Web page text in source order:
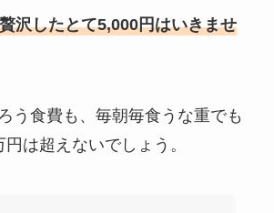
沢したとて5,000円はいきませ
う食費も、毎朝毎食うな重でも
は超えないでしょう。